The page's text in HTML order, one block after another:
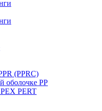
(PPRC)
оболочке PP
PERT